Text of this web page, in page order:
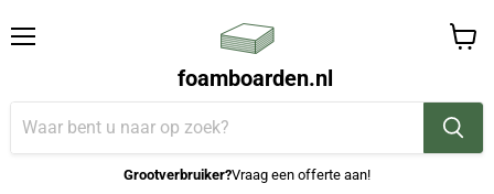
foamboarden.nl
Grootverbruiker?Vraag een offerte aan!